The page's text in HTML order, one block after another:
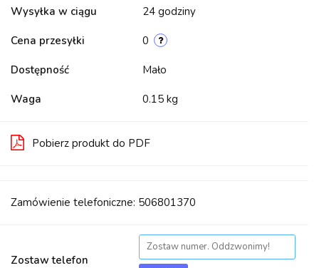
Wysyłka w ciągu 24 godziny
Cena przesyłki 0
Dostępność Mało
Waga 0.15 kg
Pobierz produkt do PDF
Zamówienie telefoniczne: 506801370
Zostaw telefon